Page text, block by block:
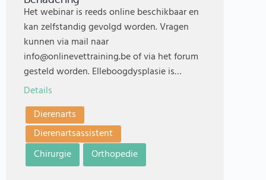
Het webinar is reeds online beschikbaar en
kan zelfstandig gevolgd worden. Vragen
kunnen via mail naar
info@onlinevettraining.be of via het forum
gesteld worden. Elleboogdysplasie is…
Details
Dierenarts
Dierenartsassistent
Chirurgie
Orthopedie